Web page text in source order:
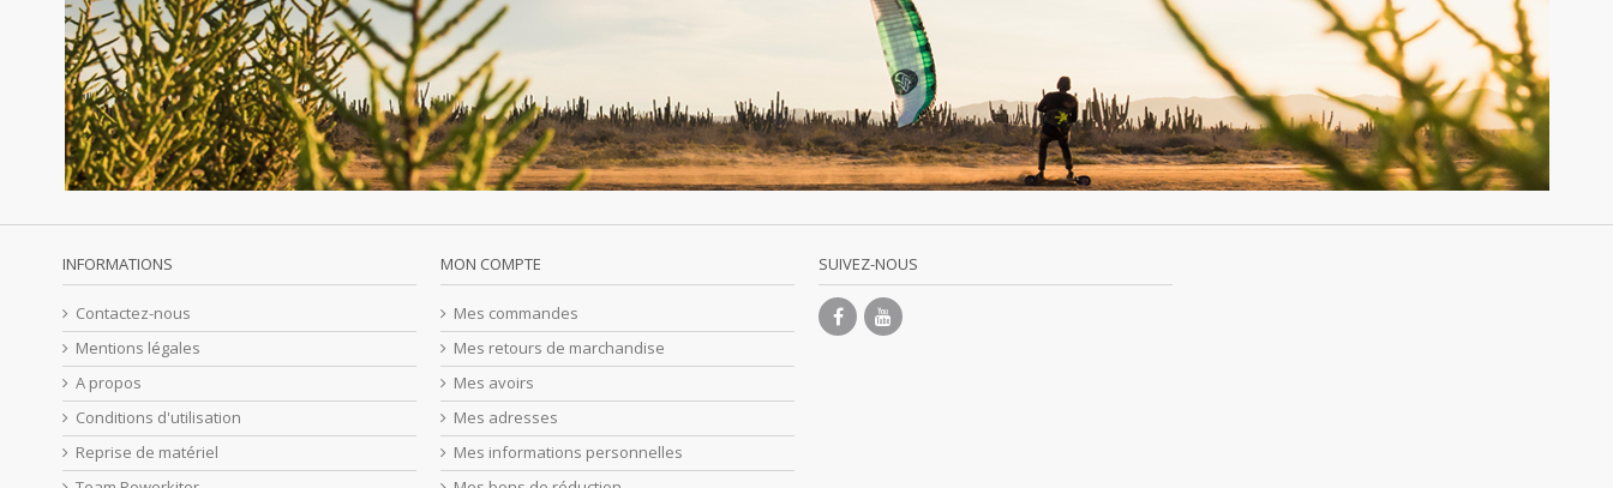
INFORMATIONS
Contactez-nous
Mentions légales
A propos
Conditions d'utilisation
Reprise de matériel
MON COMPTE
Mes commandes
Mes retours de marchandise
Mes avoirs
Mes adresses
Mes informations personnelles
SUIVEZ-NOUS